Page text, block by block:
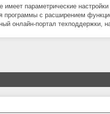
имеет параметрические
программы с расширением
онлайн-портал техподдержки,